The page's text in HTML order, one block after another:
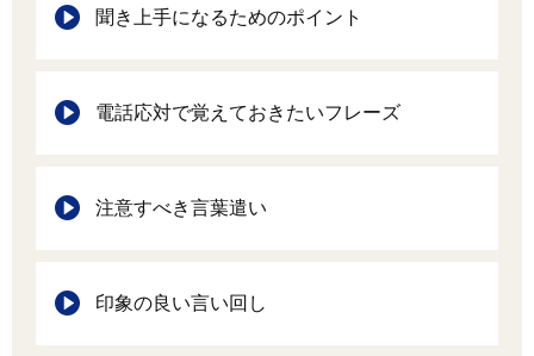
聞き上手になるためのポイント
電話応対で覚えておきたいフレーズ
注意すべき言葉遣い
印象の良い言い回し